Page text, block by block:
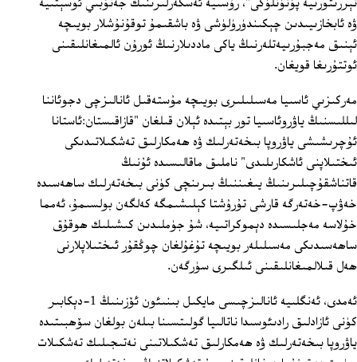
ۋە ئابخازىيىدىن چېكىندۈرۈلۈشى ۋە باشقىمۇ توقۇنۇشلار بويىچە
ئېنىق مەجبۇرىيەتلەرنىڭ ياكى ماددىلارنىڭ ئورۇن ئالمىغانلىقىنى
ئوتتۇرىغا قويغان.
مەركىزىي ئاسىيا مەسىلىلىرى بويىچە مۇستەقىل ئانالىزچى دجوئاننا
لىللىسنىڭ ياۋروئاسىيا تور بېتىدە ئېلان قىلغان "قازاقىستان:ئاستانا
ئۇچرىشىشى ياۋروپا بىخەتەرلىك ۋە ھەمكارلىق تەشكىلاتىدىكى
ئىختىلاپنى ئاشكارىلىدى" ناملىق ماقالىسىدە ئۇنىڭ
قاتناشقۇچىلىرىنىڭ يىغىننىڭ بىرىنچى كۈنى بىخەتەرلىك ساھەسىدە
خەۋپ-خەتەرگە قارشى تۇرۇشتا كېلىشىمگە كەلگەن بولسىمۇ، ئەمما
خۇلاسە مەجلىسىدە دېموكراتىيە، شۇ جۈملىدىن كىشىلىك ھوقۇق
ساھەسىدىكى مەسىلىلەر بويىچە تۇغۇلغان چوڭقۇر ئىختىلاپلارنى
ھەل قىلالمىغانلىقىنى ئىلگىرى سۈرگەن.
ئەمدى، ئەنگلىيە ئانالىزچىسى مايكىل بىنىئون ئۆزىنىڭ 1-دېكابىر
كۈنى ئازادلىق رادىئوسىدا ناتالىيا گولىتسىنا بىلەن بولغان سۆھبىتىدە
ياۋروپا بىخەتەرلىك ۋە ھەمكارلىق تەشكىلاتىنى نەتىجىلىك تەشكىلات